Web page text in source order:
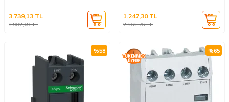
8.902,69TL
3.739,13 TL
2.969,76TL
1.247,30TL
%58 %65